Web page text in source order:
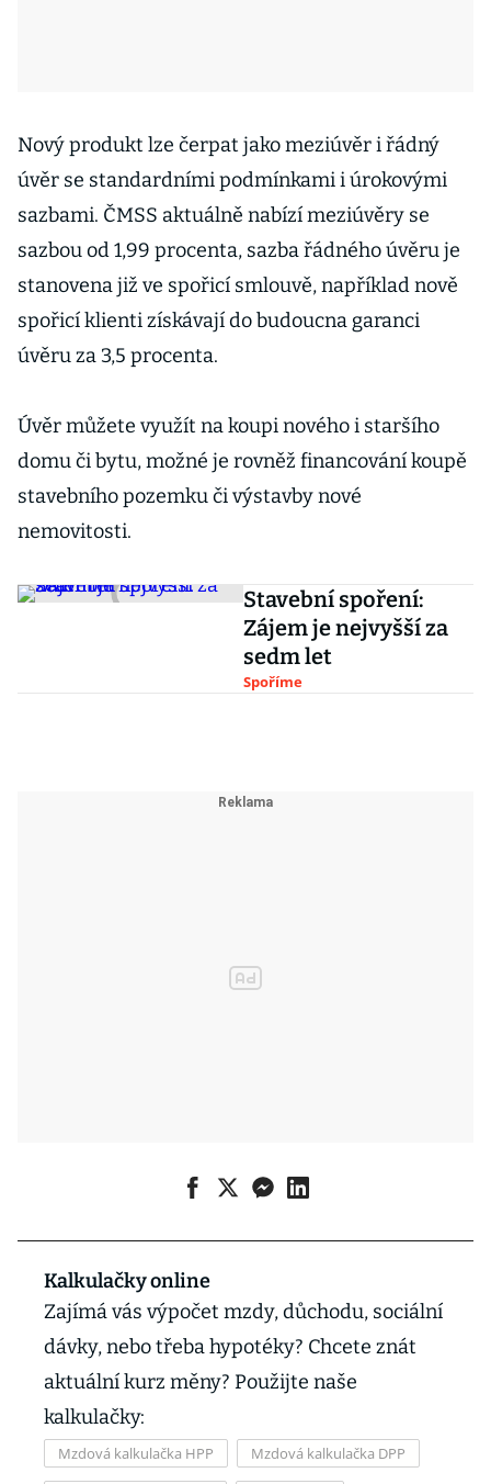
Nový produkt lze čerpat jako meziúvěr i řádný
úvěr se standardními podmínkami i úrokovými
sazbami. ČMSS aktuálně nabízí meziúvěry se
sazbou od 1,99 procenta, sazba řádného úvěru je
stanovena již ve spořicí smlouvě, například nově
spořicí klienti získávají do budoucna garanci
úvěru za 3,5 procenta.
Úvěr můžete využít na koupi nového i staršího
domu či bytu, možné je rovněž financování koupě
stavebního pozemku či výstavby nové
nemovitosti.
Stavební spoření:
Zájem je nejvyšší za
sedm let
Spoříme
Kalkulačky online
Zajímá vás výpočet mzdy, důchodu, sociální
dávky, nebo třeba hypotéky? Chcete znát
aktuální kurz měny? Použijte naše
kalkulačky:
Mzdová kalkulačka HPP Mzdová kalkulačka DPP